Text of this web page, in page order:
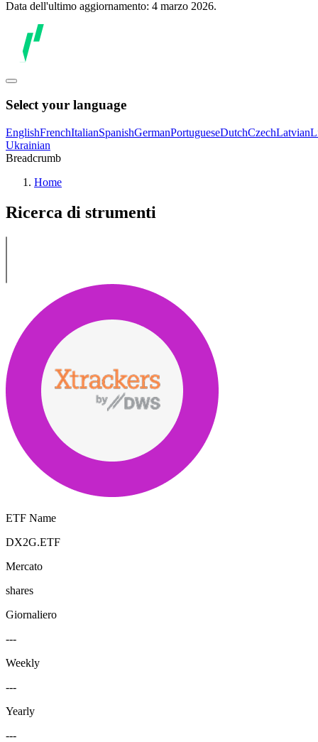
Data dell'ultimo aggiornamento: 4 marzo 2026.
Select your language
EnglishFrenchItalianSpanishGermanPortugueseDutchCzechLatvian
Ukrainian
Breadcrumb
Home
Ricerca di strumenti
ETF Name
DX2G.ETF
Mercato
shares
Giornaliero
---
Weekly
---
Yearly
---